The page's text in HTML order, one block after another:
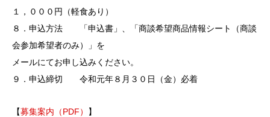
１，０００円（軽食あり）
８．申込方法 「申込書」、「商談希望商品情報シート（商談
会参加希望者のみ）」を
メールにてお申し込みください。
９．申込締切 令和元年８月３０日（金）必着
【募集案内（PDF）
】